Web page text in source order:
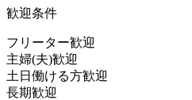
歓迎条件
フリーター歓迎
主婦(夫)歓迎
土日働ける方歓迎
長期歓迎